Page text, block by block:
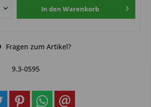
In den Warenkorb
Fragen zum Artikel?
9.3-0595